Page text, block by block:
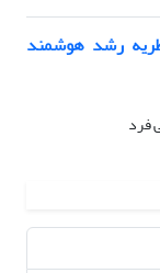
رشد هوشمند
فرد